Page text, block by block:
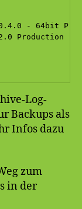
- 64bit
Production
Log-
Backups als
Infos dazu
zum
in der